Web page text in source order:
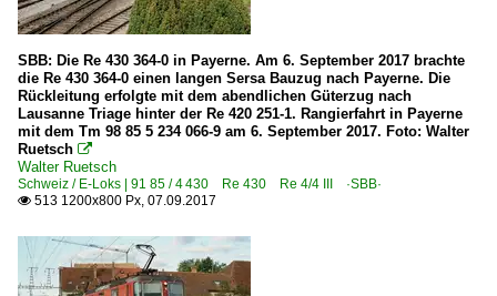
SBB: Die Re 430 364-0 in Payerne. Am 6. September 2017 brachte
die Re 430 364-0 einen langen Sersa Bauzug nach Payerne. Die
Rückleitung erfolgte mit dem abendlichen Güterzug nach
Lausanne Triage hinter der Re 420 251-1. Rangierfahrt in Payerne
mit dem Tm 98 85 5 234 066-9 am 6. September 2017. Foto: Walter
Ruetsch 
Walter Ruetsch
Schweiz / E-Loks | 91 85 / 4 430 Re 430 Re 4/4 III ·SBB·
 513 1200x800 Px, 07.09.2017